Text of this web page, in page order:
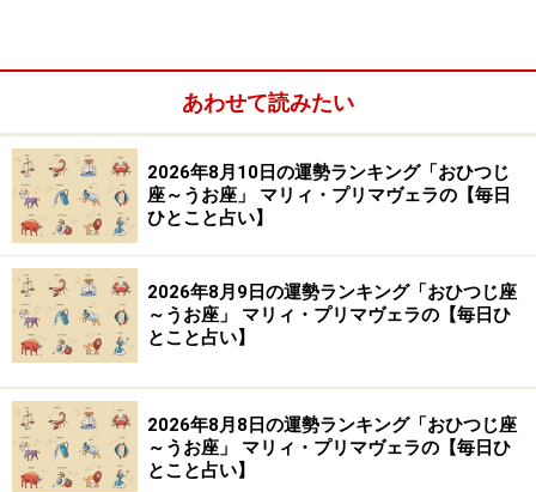
＞今週の運勢！ 章月綾乃の【大人のための星占い】
10位：しし座／獅子座（7月23日～8月22日
生まれ）
吉凶が混ざる日。協調性を大切にすることが幸運を呼ぶ
カギに。
あわせて読みたい
2026年8月10日の運勢ランキング「おひつじ
座～うお座」 マリィ・プリマヴェラの【毎日
ひとこと占い】
2026年8月9日の運勢ランキング「おひつじ座
～うお座」 マリィ・プリマヴェラの【毎日ひ
とこと占い】
2026年8月8日の運勢ランキング「おひつじ座
～うお座」 マリィ・プリマヴェラの【毎日ひ
とこと占い】